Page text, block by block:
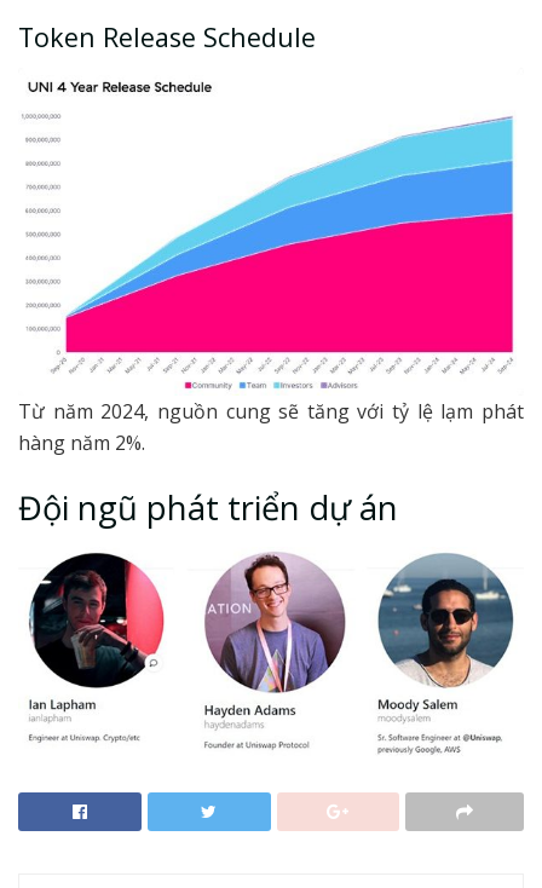
Token Release Schedule
Từ năm 2024, nguồn cung sẽ tăng với tỷ lệ lạm phát
hàng năm 2%.
Đội ngũ phát triển dự án